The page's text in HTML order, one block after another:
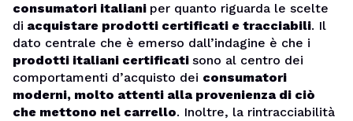
consumatori italiani per quanto riguarda le scelte
di acquistare prodotti certificati e tracciabili. Il
dato centrale che è emerso dall’indagine è che i
prodotti italiani certificati sono al centro dei
comportamenti d’acquisto dei consumatori
moderni, molto attenti alla provenienza di ciò
che mettono nel carrello. Inoltre, la rintracciabilità